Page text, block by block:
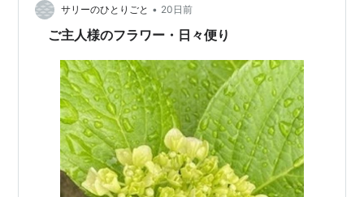
サリーのひとりごと • 20日前
ご主人様のフラワー・日々便り